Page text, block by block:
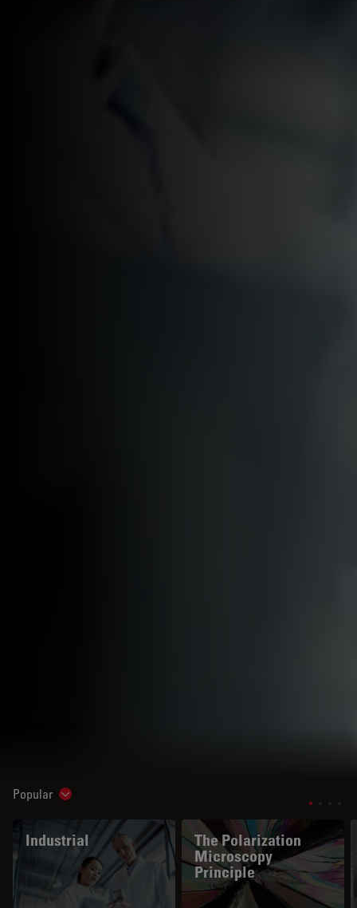
Popular Show subnavigation
Industrial
The Polarization
Microscopy
Principle